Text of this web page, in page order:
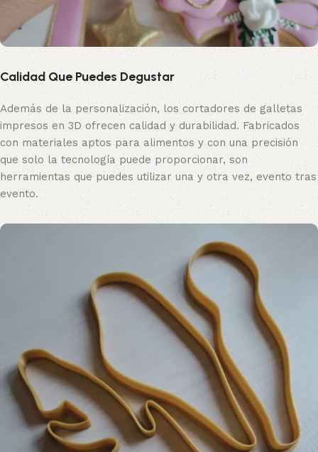
Calidad Que Puedes Degustar
Además de la personalización, los cortadores de galletas
impresos en 3D ofrecen calidad y durabilidad. Fabricados
con materiales aptos para alimentos y con una precisión
que solo la tecnología puede proporcionar, son
herramientas que puedes utilizar una y otra vez, evento tras
evento.